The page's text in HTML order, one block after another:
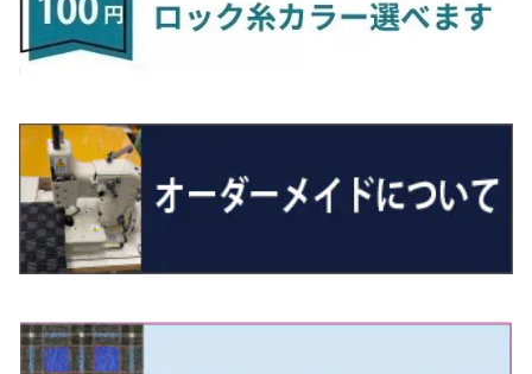
R5/6～ 40系
H22/12～R2/3 130系
ヴォクシー
H26/1～R4/1 80系
R4/1～ 90系
エスクァイア
H26/10～R3/12 80系
エスティマ
H18/1～H24/5（前期）
H24/5～R1/10（後期）
エスティマ・ハイブリッド
H18/6～H24/5（前期）
オーリス
H27/10～R4/7 20系5人乗
H29/12～R4/7 20系7人乗
R4/11～ 10系
ＵＸ
H30/11～
R8/6～ 16系
R4/5～ B6AW
シーマ
H13/1～R4/8 F50・Y51
シルビア
H3/1～H11/1 S13・S14
H11/1～H14/11 S15
シルフィ
H24/12～R3/10 TB17
ジューク
H22/6～R2/6 F15
スカイライン
R4/5~ XEAM10X・YEAM15X
ディアスワゴン
H21/9～R2/4 S300系
トレジア
H22/11～H28/3 120系
フォレスター
H14/2～ SG/SH/SJ/SK系
プレオ
H22/4～H30/3 L275/285
プレオプラス
H27/1～ HB36/37/97S
キャロルエコ
H24/11～H27/1 HB35S
スクラム
H17/9～ DG64/DG17
スクラムトラック
H25/9～ DG16T
デミオ
H19/7～R1/7 DE/DJ系
ビアンテ
H28/6～R3/9 LA700V
ハイゼット・カーゴ
H16/12～ S300/S700系
ハイゼット・トラック
H11/1～ S200/S500系
ブーン
H28/4～R5/12 M700系
ミラ
H18/12～ L275/285
ミラ・イース
H29/12～R7/10 MN71S
ジムニー
H3/6～ JA/JB系
ジムニーノマド
R7/4～ JC74W
ジムニーワイド/ジムニーシエラ
H10/1～H14/1 JB33/43W
H14/1～ JB43/74W
スイフト/スイフトスポーツ
H22/9～ スイフト
スペーシア/スペーシアカスタム/スペーシアギア
H25/1～ GG/GN系 5人乗
エクリプスクロス/エクリプスクロスPHEV
H30/3～ GK/GL系
タウンボックス
H26/2～ DS17/64W
ディグニティ
H24/7～H29/1 BHGY51
デリカＤ：２
H23/3～ MB系
デリカＤ：３
R2/11～ JG3・JG4
R7/9~ JG5
N-VAN
H30/7～ JJ1・JJ2
N-VAN e:
R6/10~ JJ3
N‐WGN/N‐WGNカスタム
H25/11～ JH1・JH2・JH3・JH4
S660
H27/4～R3/12 JW5
WR-V
H20/9～H29/1 5NC系
トゥアレグ
H15/9～H30/4 7L/7P系
パサート
H23/5～H27/7 3CCAX
H27/7～ 3CC/3CD系
ザ・ビートル
H24/4～R3/4 16C系
ポロ
H21/10～H30/3 6RC系
H30/6～
Ｅクラス
H28/7～
ＧＬＡクラス
H26/5～R2/6
ＧＬＥクラス
R1/6～
Ｓクラス
H25/10～R3/10
Ｖクラス